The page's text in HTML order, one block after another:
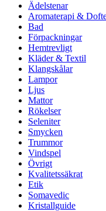
Ädelstenar
Aromaterapi &
Bad
Förpackningar
Hemtrevligt
Kläder & Textil
Klangskålar
Lampor
Ljus
Mattor
Rökelser
Seleniter
Smycken
Trummor
Vindspel
Övrigt
Kvalitetssäkrat
Etik
Somavedic
Kristallguide